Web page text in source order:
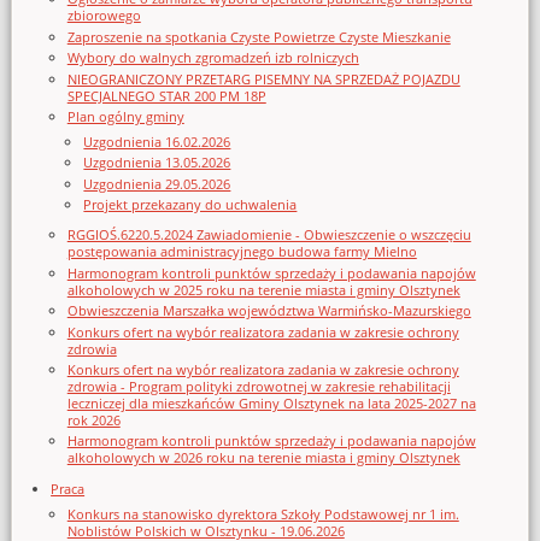
zbiorowego
Zaproszenie na spotkania Czyste Powietrze Czyste Mieszkanie
Wybory do walnych zgromadzeń izb rolniczych
NIEOGRANICZONY PRZETARG PISEMNY NA SPRZEDAŻ POJAZDU
SPECJALNEGO STAR 200 PM 18P
Plan ogólny gminy
Uzgodnienia 16.02.2026
Uzgodnienia 13.05.2026
Uzgodnienia 29.05.2026
Projekt przekazany do uchwalenia
RGGIOŚ.6220.5.2024 Zawiadomienie - Obwieszczenie o wszczęciu
postępowania administracyjnego budowa farmy Mielno
Harmonogram kontroli punktów sprzedaży i podawania napojów
alkoholowych w 2025 roku na terenie miasta i gminy Olsztynek
Obwieszczenia Marszałka województwa Warmińsko-Mazurskiego
Konkurs ofert na wybór realizatora zadania w zakresie ochrony
zdrowia
Konkurs ofert na wybór realizatora zadania w zakresie ochrony
zdrowia - Program polityki zdrowotnej w zakresie rehabilitacji
leczniczej dla mieszkańców Gminy Olsztynek na lata 2025-2027 na
rok 2026
Harmonogram kontroli punktów sprzedaży i podawania napojów
alkoholowych w 2026 roku na terenie miasta i gminy Olsztynek
Praca
Konkurs na stanowisko dyrektora Szkoły Podstawowej nr 1 im.
Noblistów Polskich w Olsztynku - 19.06.2026